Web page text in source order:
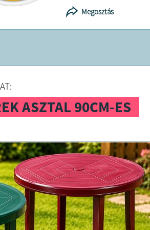
Megosztás
ASZTAL 90CM-ES